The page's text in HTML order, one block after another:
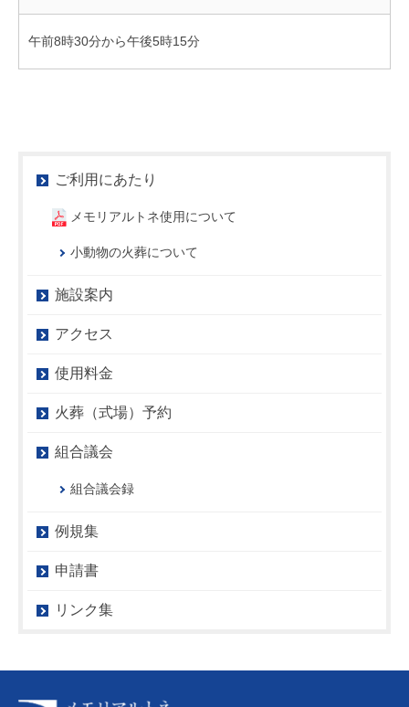
午前8時30分から午後5時15分
ご利用にあたり
メモリアルトネ使用について
小動物の火葬について
施設案内
アクセス
使用料金
火葬（式場）予約
組合議会
組合議会録
例規集
申請書
リンク集